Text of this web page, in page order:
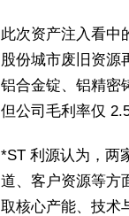
此次资产注入看中
股份城市废旧资源
铝合金锭、铝精密
但公司毛利率仅
*ST 利源认为，两
道、客户资源等方
取核心产能、技术